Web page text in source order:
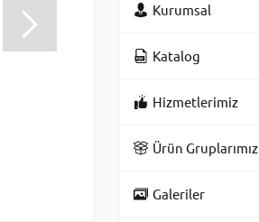
Kurumsal
Katalog
Hizmetlerimiz
Ürün Gruplarımız
Galeriler